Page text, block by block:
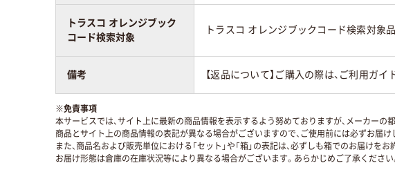
トラスコ オレンジブック
コード検索対象
トラスコ オレンジブックコード検索対象品
備考 【返品について】ご購入の際は、ご利用ガ
※免責事項
本サービスでは、サイト上に最新の商品情報を表示するよう努めておりますが、メーカーの
商品とサイト上の商品情報の表記が異なる場合がございますので、ご使用前には必ずお届
また、商品名および販売単位における「セット」や「箱」の表記は、必ずしも箱でのお届けを
お届け形態は倉庫の在庫状況等により異なる場合がございます。あらかじめご了承ください